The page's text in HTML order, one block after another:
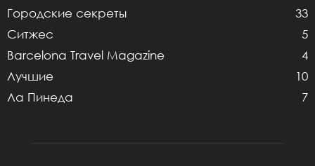
Городские секреты
33
Ситжес
5
Barcelona Travel Magazine
4
Лучшие
10
Ла Пинеда
7